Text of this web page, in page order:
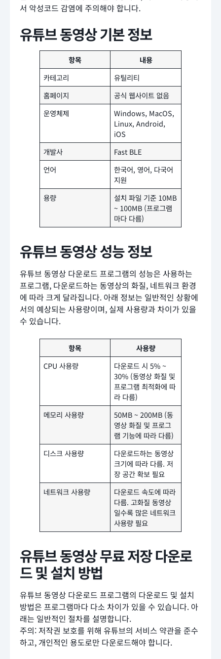
서 악성코드 감염에 주의해야 합니다.
유튜브 동영상 기본 정보
항목
내용
카테고리
유틸리티
홈페이지
공식 웹사이트 없음
운영체제
Windows, MacOS,
Linux, Android,
iOS
개발사
Fast BLE
언어
한국어, 영어, 다국어
지원
용량
설치 파일 기준 10MB
~ 100MB (프로그램
마다 다름)
유튜브 동영상 성능 정보
유튜브 동영상 다운로드 프로그램의 성능은 사용하는
프로그램, 다운로드하는 동영상의 화질, 네트워크 환경
에 따라 크게 달라집니다. 아래 정보는 일반적인 상황에
서의 예상되는 사용량이며, 실제 사용량과 차이가 있을
수 있습니다.
항목
사용량
CPU 사용량
다운로드 시 5% ~
30% (동영상 화질 및
프로그램 최적화에 따
라 다름)
메모리 사용량
50MB ~ 200MB (동
영상 화질 및 프로그
램 기능에 따라 다름)
디스크 사용량
다운로드하는 동영상
크기에 따라 다름. 저
장 공간 확보 필요
네트워크 사용량
다운로드 속도에 따라
다름. 고화질 동영상
일수록 많은 네트워크
사용량 필요
유튜브 동영상 무료 저장 다운로
드 및 설치 방법
유튜브 동영상 다운로드 프로그램의 다운로드 및 설치
방법은 프로그램마다 다소 차이가 있을 수 있습니다. 아
래는 일반적인 절차를 설명합니다.
주의: 저작권 보호를 위해 유튜브의 서비스 약관을 준수
하고, 개인적인 용도로만 다운로드해야 합니다.